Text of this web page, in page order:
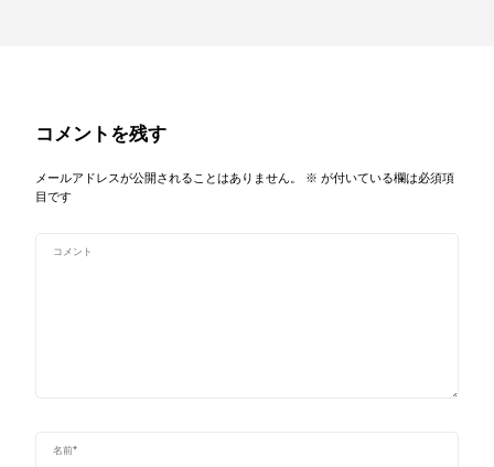
コメントを残す
メールアドレスが公開されることはありません。 ※ が付いている欄は必須項
目です